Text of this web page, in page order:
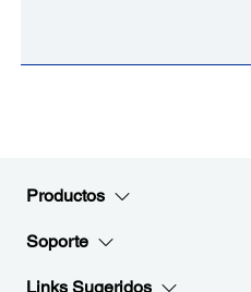
Productos
Soporte
Links Sugeridos